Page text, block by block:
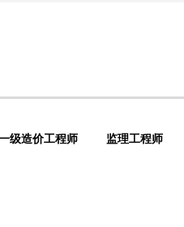
级造价工程师 监理工程师